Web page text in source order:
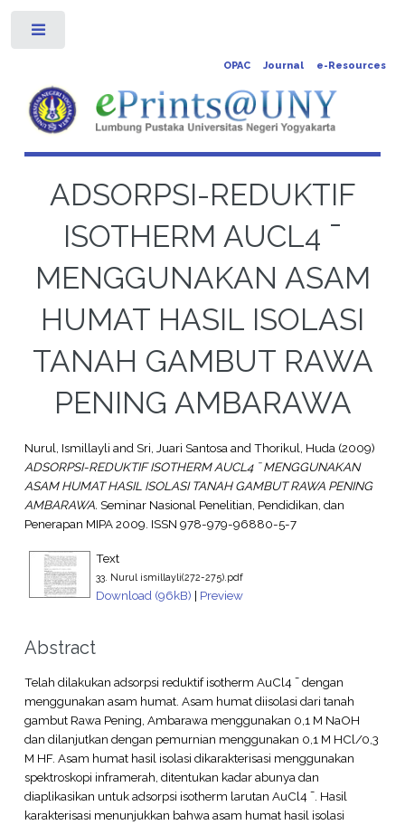
OPAC Journal e-Resources
ADSORPSI-REDUKTIF
ISOTHERM AUCL4 ¯
MENGGUNAKAN ASAM
HUMAT HASIL ISOLASI
TANAH GAMBUT RAWA
PENING AMBARAWA
Nurul, Ismillayli andSri, Juari SantosaandThorikul, Huda(2009)
ADSORPSI-REDUKTIF ISOTHERM AUCL4 ¯ MENGGUNAKAN
ASAM HUMAT HASIL ISOLASI TANAH GAMBUT RAWA PENING
AMBARAWA. Seminar Nasional Penelitian, Pendidikan, dan
Penerapan MIPA 2009. ISSN 978-979-96880-5-7
Text
33. Nurul ismillayli(272-275).pdf
Download (96kB) | Preview
Abstract
Telah dilakukan adsorpsi reduktif isotherm AuCl4 ¯ dengan
menggunakan asam humat. Asam humat diisolasi dari tanah
gambut Rawa Pening, Ambarawa menggunakan 0,1 M NaOH
dan dilanjutkan dengan pemurnian menggunakan 0,1 M HCl/0,3
M HF. Asam humat hasil isolasi dikarakterisasi menggunakan
spektroskopi inframerah, ditentukan kadar abunya dan
diaplikasikan untuk adsorpsi isotherm larutan AuCl4 ¯. Hasil
karakterisasi menunjukkan bahwa asam humat hasil isolasi